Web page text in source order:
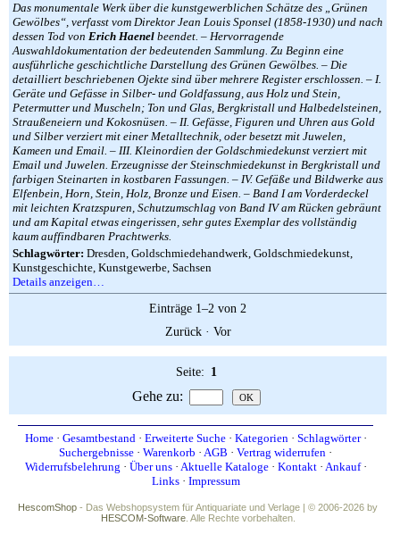
Das monumentale Werk über die kunstgewerblichen Schätze des „Grünen
Gewölbes“, verfasst vom Direktor Jean Louis Sponsel (1858-1930) und nach
dessen Tod von Erich Haenel beendet. – Hervorragende
Auswahldokumentation der bedeutenden Sammlung. Zu Beginn eine
ausführliche geschichtliche Darstellung des Grünen Gewölbes. – Die
detailliert beschriebenen Ojekte sind über mehrere Register erschlossen. – I.
Geräte und Gefässe in Silber- und Goldfassung, aus Holz und Stein,
Petermutter und Muscheln; Ton und Glas, Bergkristall und Halbedelsteinen,
Straußeneiern und Kokosnüsen. – II. Gefässe, Figuren und Uhren aus Gold
und Silber verziert mit einer Metalltechnik, oder besetzt mit Juwelen,
Kameen und Email. – III. Kleinordien der Goldschmiedekunst verziert mit
Email und Juwelen. Erzeugnisse der Steinschmiedekunst in Bergkristall und
farbigen Steinarten in kostbaren Fassungen. – IV. Gefäße und Bildwerke aus
Elfenbein, Horn, Stein, Holz, Bronze und Eisen. – Band I am Vorderdeckel
mit leichten Kratzspuren, Schutzumschlag von Band IV am Rücken gebräunt
und am Kapital etwas eingerissen, sehr gutes Exemplar des vollständig
kaum auffindbaren Prachtwerks.
Schlagwörter: Dresden, Goldschmiedehandwerk, Goldschmiedekunst,
Kunstgeschichte, Kunstgewerbe, Sachsen
Details anzeigen…
Einträge 1–2 von 2
Zurück· Vor
Seite: 1
Gehe zu:
Home· Gesamtbestand· Erweiterte Suche· Kategorien· Schlagwörter·
Suchergebnisse · Warenkorb · AGB · Vertrag widerrufen ·
Widerrufsbelehrung · Über uns· Aktuelle Kataloge· Kontakt· Ankauf·
Links· Impressum
HescomShop - Das Webshopsystem für Antiquariate und Verlage | © 2006-2026 by
HESCOM-Software. Alle Rechte vorbehalten.